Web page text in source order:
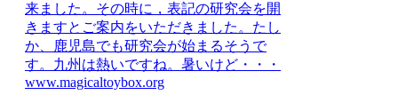
来ました。その時に，表記の研究会を開
きますとご案内をいただきました。たし
か、鹿児島でも研究会が始まるそうで
す。九州は熱いですね。暑いけど・・・
www.magicaltoybox.org